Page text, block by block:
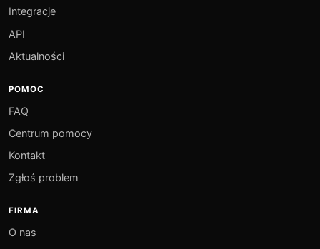
Integracje
API
Aktualności
POMOC
FAQ
Centrum pomocy
Kontakt
Zgłoś problem
FIRMA
O nas